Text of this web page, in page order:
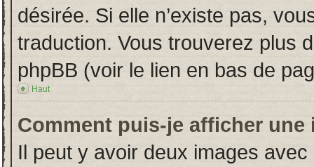
désirée. Si elle n’existe pas,
traduction. Vous trouverez plus
phpBB (voir le lien en bas de
Haut
Comment puis-je afficher une
Il peut y avoir deux images